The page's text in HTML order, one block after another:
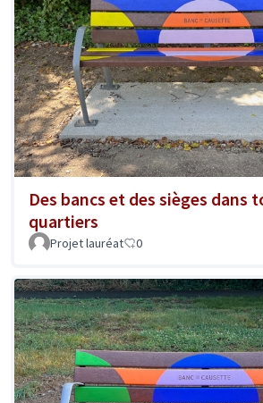
Des bancs et des sièges dans
quartiers
Projet lauréat 0